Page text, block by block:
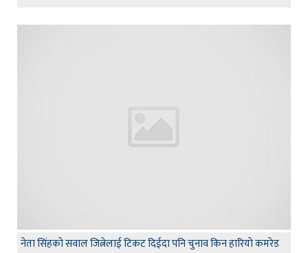
नेता सिंहकाे सवाल जित्नेलाई टिकट दिईदा पनि चुनाव किन हारियाे कमरेड